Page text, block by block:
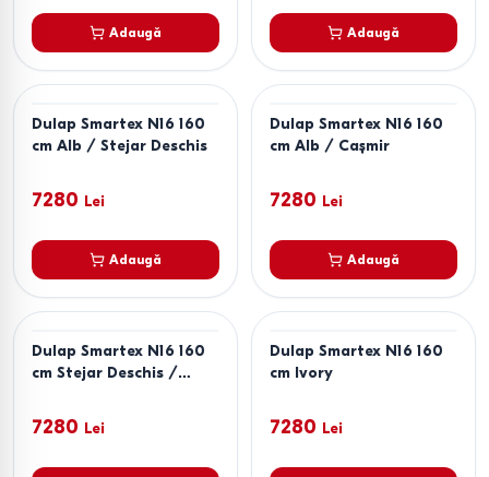
Adaugă Adaugă
Dulap Smartex N16 160
cm Alb / Stejar Deschis
7280 Lei
Adaugă
Dulap Smartex N16 160
cm Alb / Cașmir
7280 Lei
Adaugă
Dulap Smartex N16 160
cm Stejar Deschis /
7280 Lei
Dulap Smartex N16 160
cm Ivory
7280 Lei